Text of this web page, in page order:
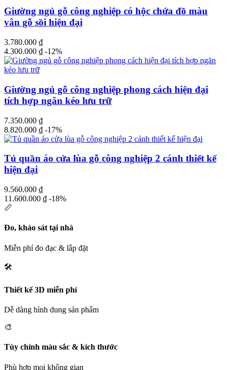
Giường ngủ gỗ công nghiệp có hộc chứa đồ màu
vân gỗ sồi hiện đại
3.780.000 ₫
4.300.000 ₫ -12%
Giường ngủ gỗ công nghiệp phong cách hiện đại
tích hợp ngăn kéo lưu trữ
7.350.000 ₫
8.820.000 ₫ -17%
Tủ quần áo cửa lùa gỗ công nghiệp 2 cánh thiết kế
hiện đại
9.560.000 ₫
11.600.000 ₫ -18%
📏
Đo, khảo sát tại nhà
Miễn phí đo đạc & lắp đặt
🛠️
Thiết kế 3D miễn phí
Dễ dàng hình dung sản phẩm
🎨
Tùy chỉnh màu sắc & kích thước
Phù hợp mọi không gian